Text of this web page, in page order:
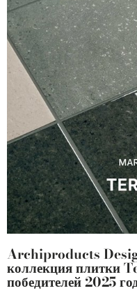
Archiproducts
коллекция плитки
победителей 2025